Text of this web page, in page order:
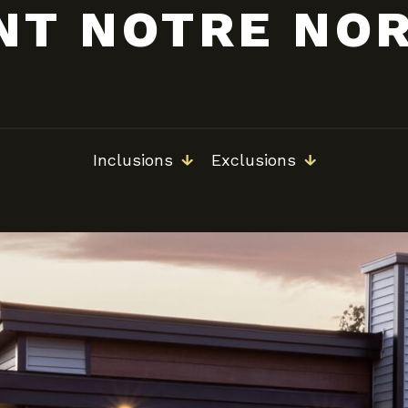
NOTRE
Inclusions Exclusions